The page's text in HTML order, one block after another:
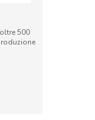
500